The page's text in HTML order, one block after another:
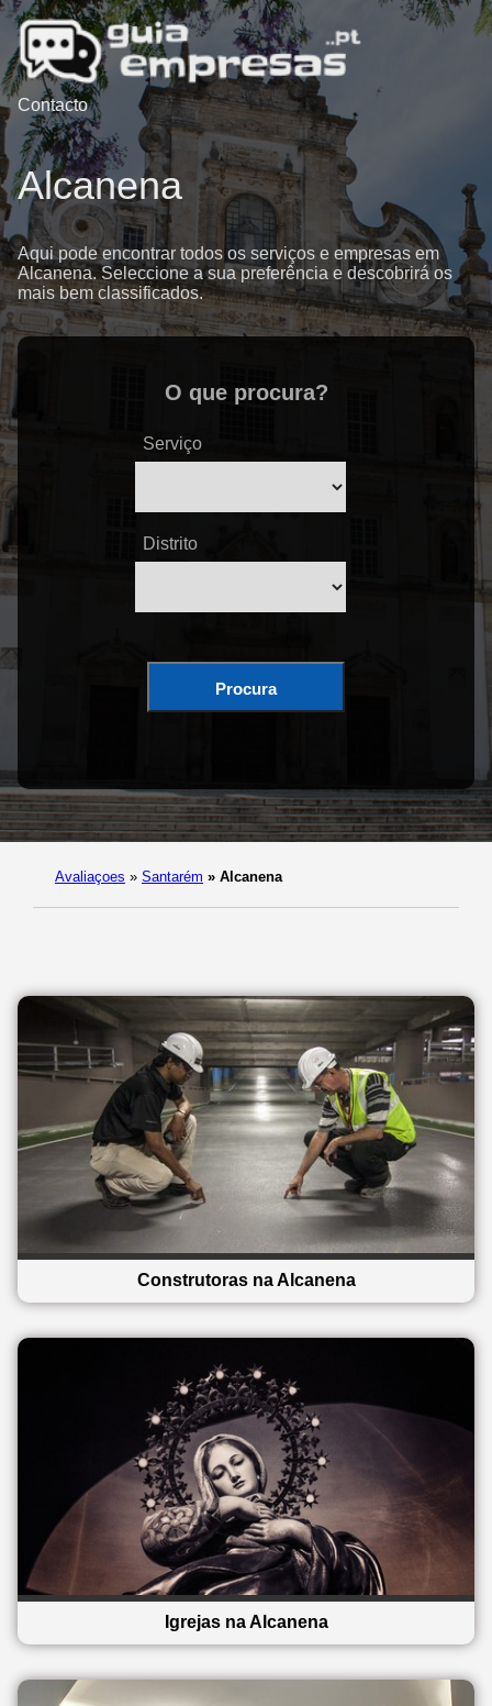
Contacto
Alcanena
Aqui pode encontrar todos os serviços e empresas em
Alcanena. Seleccione a sua preferência e descobrirá os
mais bem classificados.
O que procura?
Serviço
Distrito
Procura
Avaliaçoes » Santarém » Alcanena
Construtoras na Alcanena
Igrejas na Alcanena